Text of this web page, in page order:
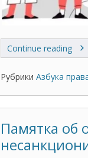
Continue reading
Рубрики Азбука
Памятка об